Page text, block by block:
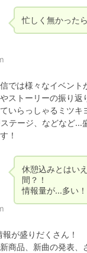
忙しく無かった
では様々なイベント
ストーリーの振り返
いらっしゃるミツキ
テージ、などなど…
！
休憩込みとはい
間？！
情報量が…多い！
が盛りだくさん！
商品、新曲の発表、